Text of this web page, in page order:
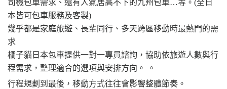
司機包車需求、還有人氣居高不下的九州包車…等。(全日
本皆可包車服務及客製)
幾乎都是家庭旅遊、長輩同行、多天跨區移動時最熱門的需
求
橘子貓日本包車提供一對一專員諮詢，協助依旅遊人數與行
程需求，整理適合的選項與安排方向。 。
行程規劃到最後，移動方式往往會影響整體節奏。